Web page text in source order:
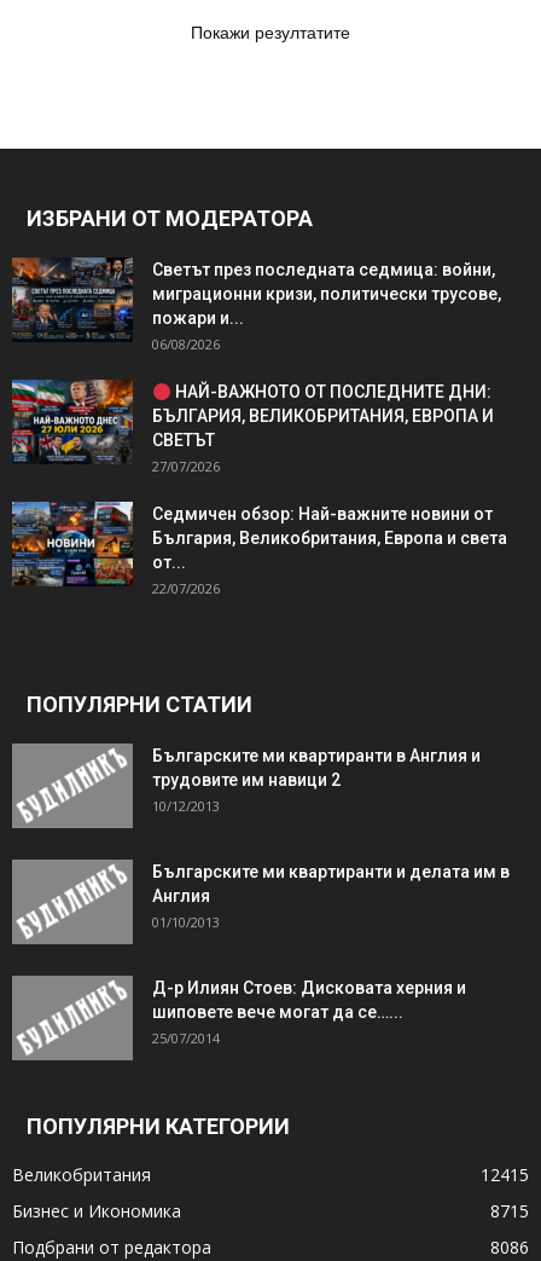
Покажи резултатите
ИЗБРАНИ ОТ МОДЕРАТОРА
Светът през последната седмица: войни,
миграционни кризи, политически трусове,
пожари и...
06/08/2026
НАЙ-ВАЖНОТО ОТ ПОСЛЕДНИТЕ ДНИ:
БЪЛГАРИЯ, ВЕЛИКОБРИТАНИЯ, ЕВРОПА И
СВЕТЪТ
27/07/2026
Седмичен обзор: Най-важните новини от
България, Великобритания, Европа и света
от...
22/07/2026
ПОПУЛЯРНИ СТАТИИ
Българските ми квартиранти в Англия и
трудовите им навици 2
10/12/2013
Българските ми квартиранти и делата им в
Англия
01/10/2013
Д-р Илиян Стоев: Дисковата херния и
шиповете вече могат да се…...
25/07/2014
ПОПУЛЯРНИ КАТЕГОРИИ
Великобритания
12415
Бизнес и Икономика
8715
Подбрани от редактора
8086